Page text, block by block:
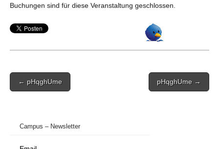
Buchungen sind für diese Veranstaltung geschlossen.
Post
navigation
← pHqghUme pHqghUme →
Campus – Newsletter